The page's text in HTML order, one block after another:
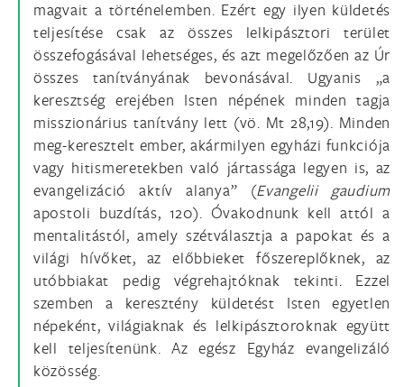
magvait a történelemben. Ezért egy ilyen küldetés
teljesítése csak az összes lelkipásztori terület
összefogásával lehetséges, és azt megelőzően az Úr
összes tanítványának bevonásával. Ugyanis „a
keresztség erejében Isten népének minden tagja
misszionárius tanítvány lett (vö. Mt 28,19). Minden
meg-keresztelt ember, akármilyen egyházi funkciója
vagy hitismeretekben való jártassága legyen is, az
evangelizáció aktív alanya” (Evangelii gaudium
apostoli buzdítás, 120). Óvakodnunk kell attól a
mentalitástól, amely szétválasztja a papokat és a
világi hívőket, az előbbieket főszereplőknek, az
utóbbiakat pedig végrehajtóknak tekinti. Ezzel
szemben a keresztény küldetést Isten egyetlen
népeként, világiaknak és lelkipásztoroknak együtt
kell teljesítenünk. Az egész Egyház evangelizáló
közösség.